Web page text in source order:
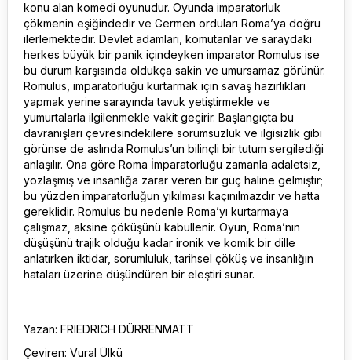
konu alan komedi oyunudur. Oyunda imparatorluk
çökmenin eşiğindedir ve Germen orduları Roma’ya doğru
ilerlemektedir. Devlet adamları, komutanlar ve saraydaki
herkes büyük bir panik içindeyken imparator Romulus ise
bu durum karşısında oldukça sakin ve umursamaz görünür.
Romulus, imparatorluğu kurtarmak için savaş hazırlıkları
yapmak yerine sarayında tavuk yetiştirmekle ve
yumurtalarla ilgilenmekle vakit geçirir. Başlangıçta bu
davranışları çevresindekilere sorumsuzluk ve ilgisizlik gibi
görünse de aslında Romulus’un bilinçli bir tutum sergilediği
anlaşılır. Ona göre Roma İmparatorluğu zamanla adaletsiz,
yozlaşmış ve insanlığa zarar veren bir güç haline gelmiştir;
bu yüzden imparatorluğun yıkılması kaçınılmazdır ve hatta
gereklidir. Romulus bu nedenle Roma’yı kurtarmaya
çalışmaz, aksine çöküşünü kabullenir. Oyun, Roma’nın
düşüşünü trajik olduğu kadar ironik ve komik bir dille
anlatırken iktidar, sorumluluk, tarihsel çöküş ve insanlığın
hataları üzerine düşündüren bir eleştiri sunar.
Yazan: FRIEDRICH DÜRRENMATT
Çeviren: Vural Ülkü